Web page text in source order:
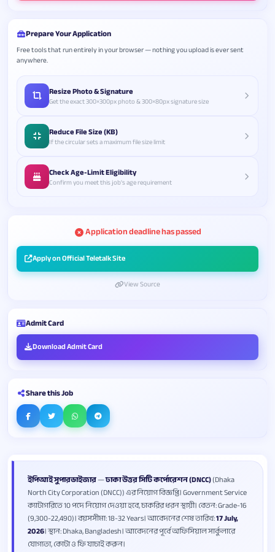
ইপিআই সুপারভাইজার—ঢাকা উত্তর সিটি কর্পোরেশন (DNCC)(Dhaka
North City Corporation (DNCC)) এর নিয়োগ বিজ্ঞপ্তি। Government Service
ক্যাটাগরিতে 10 পদে নিয়োগ দেওয়া হবে, চাকরির ধরন স্থায়ী। বেতন: Grade-16
(9,300-22,490)। বয়সসীমা: 18-32 Years। আবেদনের শেষ তারিখ:17 July,
2026। স্থান: Dhaka, Bangladesh। আবেদনের পূর্বে অফিসিয়াল সার্কুলারে
যোগ্যতা, কোটা ও ফি যাচাই করুন।
Prepare Your Application
Free tools that run entirely in your browser — nothing you upload is ever sent
anywhere.
Resize Photo & Signature
Get the exact 300×300px photo & 300×80px signature size
Reduce File Size (KB)
If the circular sets a maximum file size limit
Check Age-Limit Eligibility
Confirm you meet this job's age requirement
Application deadline has passed
Apply on Official Teletalk Site
View Source
Admit Card
Download Admit Card
Share this Job